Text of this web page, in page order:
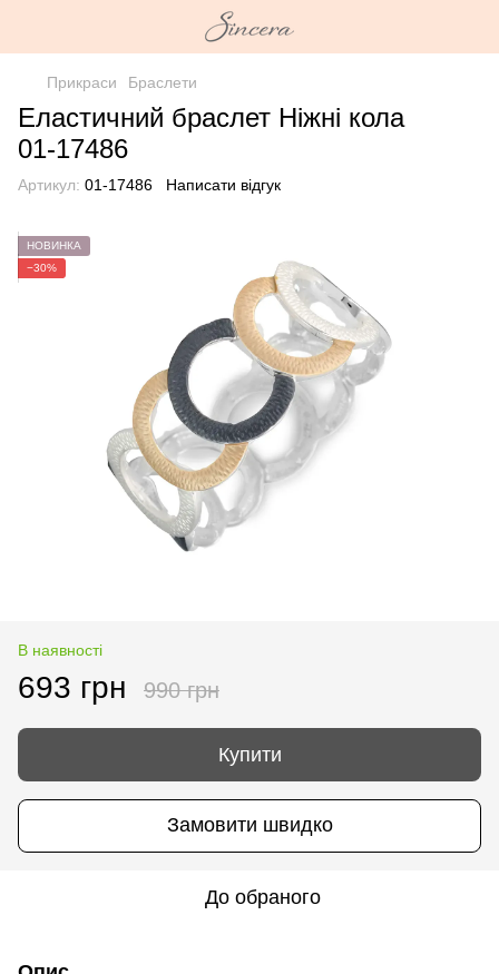
Прикраси Браслети
Еластичний браслет Ніжні кола
01-17486
Артикул: 01-17486 Написати відгук
НОВИНКА
−30%
В наявності
693 грн 990 грн
Купити
Замовити швидко
До обраного